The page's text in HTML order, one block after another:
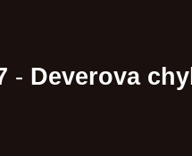
- Deverova